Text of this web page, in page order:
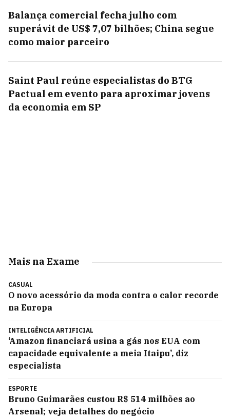
Balança comercial fecha julho com
superávit de US$ 7,07 bilhões; China segue
como maior parceiro
Saint Paul reúne especialistas do BTG
Pactual em evento para aproximar jovens
da economia em SP
Mais na Exame
CASUAL
O novo acessório da moda contra o calor recorde
na Europa
INTELIGÊNCIA ARTIFICIAL
‘Amazon financiará usina a gás nos EUA com
capacidade equivalente a meia Itaipu’, diz
especialista
ESPORTE
Bruno Guimarães custou R$ 514 milhões ao
Arsenal; veja detalhes do negócio